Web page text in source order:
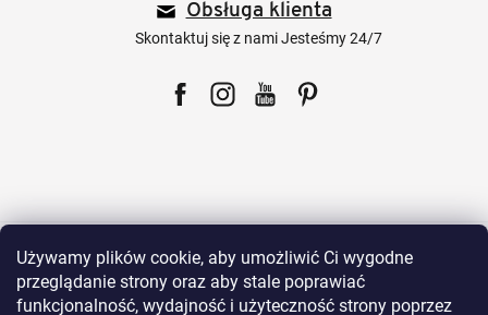
Używamy plików cookie, aby umożliwić Ci wygodne
przeglądanie strony oraz aby stale poprawiać
funkcjonalność, wydajność i użyteczność strony poprzez
Obsługa klienta
Skontaktuj się z nami Jesteśmy 24/7
Dla klientów